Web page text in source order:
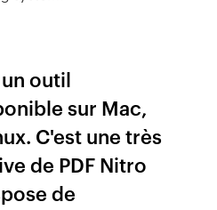
outil
sur Mac,
C'est une très
de PDF Nitro
de